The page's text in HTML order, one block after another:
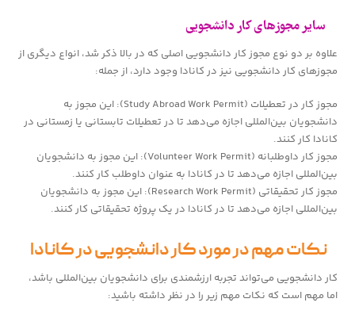
سایر مجوزهای کار دانشجویی
علاوه بر دو نوع مجوز کار دانشجویی اصلی که در بالا ذکر شد، انواع دیگری از
مجوزهای کار دانشجویی نیز در کانادا وجود دارد، از جمله:
مجوز کار در تعطیلات (Study Abroad Work Permit): این مجوز به
دانشجویان بین‌المللی اجازه می‌دهد تا در تعطیلات تابستانی یا زمستانی در
کانادا کار کنند.
مجوز کار داوطلبانه (Volunteer Work Permit): این مجوز به دانشجویان
بین‌المللی اجازه می‌دهد تا در کانادا به عنوان داوطلب کار کنند.
مجوز کار تحقیقاتی (Research Work Permit): این مجوز به دانشجویان
بین‌المللی اجازه می‌دهد تا در کانادا در یک پروژه تحقیقاتی کار کنند.
نکات مهم در مورد کار دانشجویی در کانادا
کار دانشجویی می‌تواند تجربه ارزشمندی برای دانشجویان بین‌المللی باشد،
اما مهم است که نکات مهم زیر را در نظر داشته باشید: